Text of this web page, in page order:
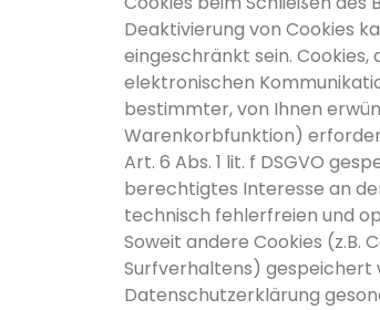
Deaktivierung von Cookies
eingeschränkt sein. Cookies,
elektronischen
bestimmter, von Ihnen
Warenkorbfunktion)
Art. 6 Abs. 1 lit. f DSGVO
berechtigtes Interesse an
technisch fehlerfreien und
Soweit andere Cookies (z.B.
Surfverhaltens) gespeichert
Datenschutzerklärung